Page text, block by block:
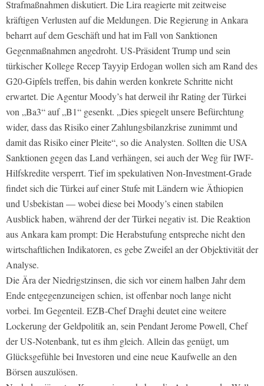
Strafmaßnahmen diskutiert. Die Lira reagierte mit zeitweise
kräftigen Verlusten auf die Meldungen. Die Regierung in Ankara
beharrt auf dem Geschäft und hat im Fall von Sanktionen
Gegenmaßnahmen angedroht. US-Präsident Trump und sein
türkischer Kollege Recep Tayyip Erdogan wollen sich am Rand des
G20-­Gipfels treffen, bis dahin werden konkrete Schritte nicht
erwartet. Die Agentur Moody’s hat derweil ihr Rating der Türkei
von „Ba3“ auf „B1“ gesenkt. „Dies spiegelt unsere Befürchtung
wider, dass das Risiko einer Zahlungsbilanzkrise zunimmt und
damit das Risiko einer Pleite“, so die Analysten. Sollten die USA
Sanktionen gegen das Land verhängen, sei auch der Weg für IWF-
Hilfskredite versperrt. Tief im spekulativen Non-Investment-Grade
findet sich die Türkei auf einer Stufe mit Ländern wie Äthiopien
und Usbekistan — wobei diese bei Moody’s einen stabilen
Ausblick haben, während der der Türkei negativ ist. Die Reaktion
aus Ankara kam prompt: Die Herab­stufung entspreche nicht den
wirtschaftlichen Indikatoren, es gebe Zweifel an der Ob­jektivität der
Analyse.
Die Ära der Niedrigstzinsen, die sich vor einem halben Jahr dem
Ende entgegenzuneigen schien, ist offenbar noch lange nicht
vorbei. Im Gegenteil. EZB-Chef Draghi deutet eine weitere
Lockerung der Geldpolitik an, sein Pendant Jerome Powell, Chef
der US-Notenbank, tut es ihm gleich. Allein das genügt, um
Glücksgefühle bei Investoren und eine neue Kaufwelle an den
Börsen auszulösen.